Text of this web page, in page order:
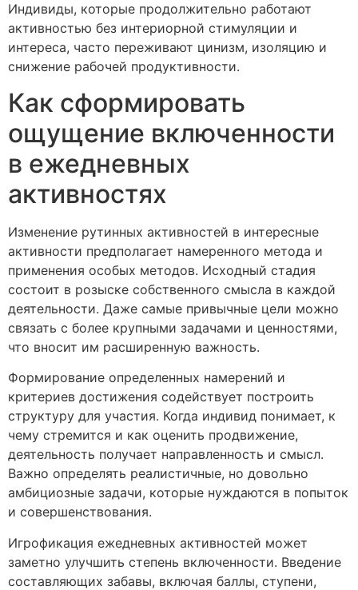
Индивиды, которые продолжительно работают
активностью без интериорной стимуляции и
интереса, часто переживают цинизм, изоляцию и
снижение рабочей продуктивности.
Как сформировать
ощущение включенности
в ежедневных
активностях
Изменение рутинных активностей в интересные
активности предполагает намеренного метода и
применения особых методов. Исходный стадия
состоит в розыске собственного смысла в каждой
деятельности. Даже самые привычные цели можно
связать с более крупными задачами и ценностями,
что вносит им расширенную важность.
Формирование определенных намерений и
критериев достижения содействует построить
структуру для участия. Когда индивид понимает, к
чему стремится и как оценить продвижение,
деятельность получает направленность и смысл.
Важно определять реалистичные, но довольно
амбициозные задачи, которые нуждаются в попыток
и совершенствования.
Игрофикация ежедневных активностей может
заметно улучшить степень включенности. Введение
составляющих забавы, включая баллы, ступени,